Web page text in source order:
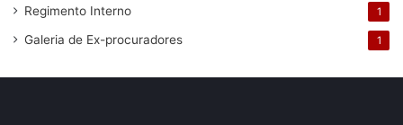
Regimento Interno 1
Galeria de Ex-procuradores 1